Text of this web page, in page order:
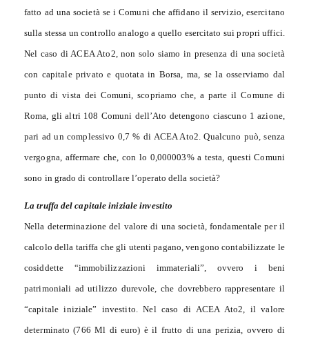
fatto ad una società se i Comuni che affidano il servizio, esercitano
sulla stessa un controllo analogo a quello esercitato sui propri uffici.
Nel caso di ACEA Ato2, non solo siamo in presenza di una società
con capitale privato e quotata in Borsa, ma, se la osserviamo dal
punto di vista dei Comuni, scopriamo che, a parte il Comune di
Roma, gli altri 108 Comuni dell’Ato detengono ciascuno 1 azione,
pari ad un complessivo 0,7 % di ACEA Ato2. Qualcuno può, senza
vergogna, affermare che, con lo 0,000003% a testa, questi Comuni
sono in grado di controllare l’operato della società?
La truffa del capitale iniziale investito
Nella determinazione del valore di una società, fondamentale per il
calcolo della tariffa che gli utenti pagano, vengono contabilizzate le
cosiddette “immobilizzazioni immateriali”, ovvero i beni
patrimoniali ad utilizzo durevole, che dovrebbero rappresentare il
“capitale iniziale” investito. Nel caso di ACEA Ato2, il valore
determinato (766 Ml di euro) è il frutto di una perizia, ovvero di